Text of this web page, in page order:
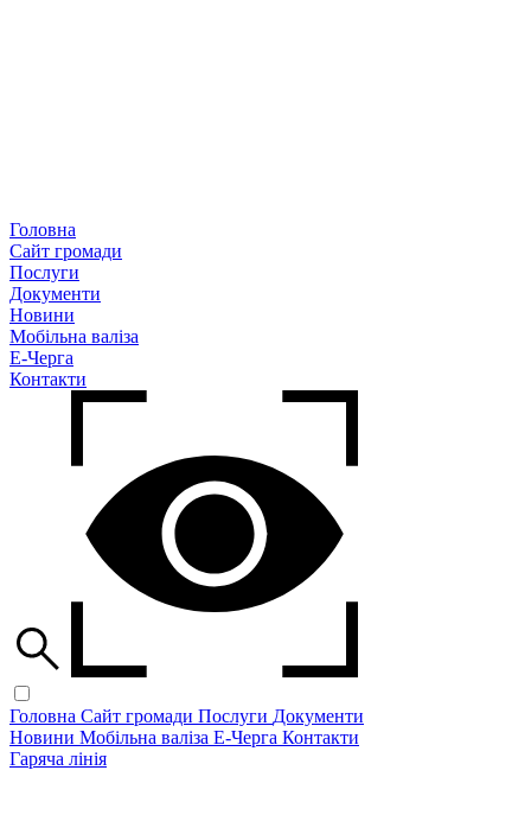
Головна
Сайт громади
Послуги
Документи
Новини
Мобільна валіза
Е-Черга
Контакти
Головна Сайт громади Послуги Документи
Новини Мобільна валіза Е-Черга Контакти
Гаряча лінія